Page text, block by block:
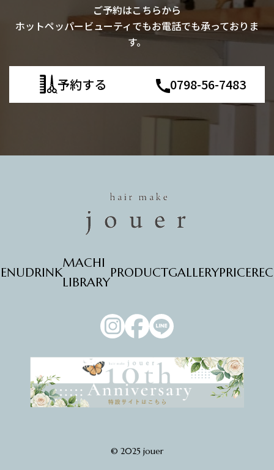
ご予約はこちらから
ホットペッパービューティでもお電話でも承っておりま
す。
予約する 0798-56-7483
DRINK
MACHI
LIBRARY
PRODUCTGALLERYPRICE
© 2025 jouer